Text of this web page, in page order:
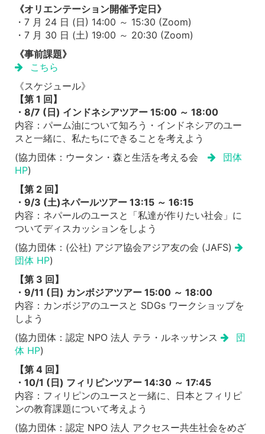
《オリエンテーション開催予定日》
・7 月 24 日 (日) 14:00 ～ 15:30 (Zoom)
・7 月 30 日 (土) 19:00 ～ 20:30 (Zoom)
《事前課題》
こちら
《スケジュール》
【第 1 回】
・8/7 (日) インドネシアツアー 15:00 ～ 18:00
内容：パーム油について知ろう・インドネシアのユー
スと一緒に、私たちにできることを考えよう
(協力団体：ウータン・森と生活を考える会
団体
HP)
【第 2 回】
・9/3 (土)ネパールツアー 13:15 ～ 16:15
内容：ネパールのユースと「私達が作りたい社会」に
ついてディスカッションをしよう
(協力団体：(公社) アジア協会アジア友の会 (JAFS)
団体 HP)
【第 3 回】
・9/11 (日) カンボジアツアー 15:00 ～ 18:00
内容：カンボジアのユースと SDGs ワークショップを
しよう
(協力団体：認定 NPO 法人 テラ・ルネッサンス
団
体 HP)
【第 4 回】
・10/1 (日) フィリピンツアー 14:30 ～ 17:45
内容：フィリピンのユースと一緒に、日本とフィリピ
ンの教育課題について考えよう
(協力団体：認定 NPO 法人 アクセスー共生社会をめざ